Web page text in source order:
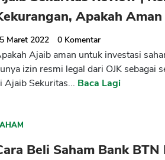
Apakah Aman
Maret 2022 0 Komentar
Ajaib aman untuk investasi
izin resmi legal dari OJK sebagai
Ajaib Sekuritas... Baca Lagi
Beli Saham Bank